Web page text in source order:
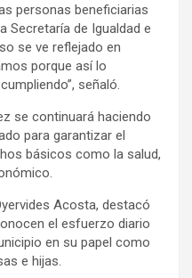
personas beneficiarias
Secretaría de Igualdad e
se ve reflejado en
porque así lo
señaló.
se continuará haciendo
para garantizar el
básicos como la salud,
Acosta, destacó
el esfuerzo diario
en su papel como
e hijas.